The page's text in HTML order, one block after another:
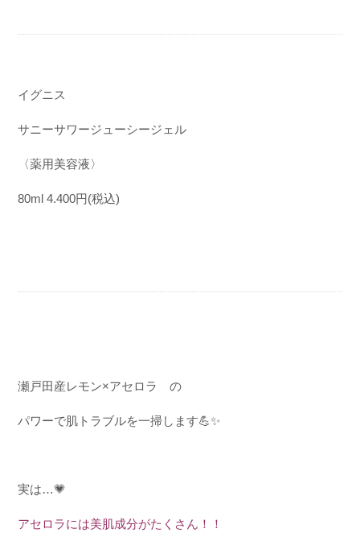
イグニス
サニーサワージューシージェル
〈薬用美容液〉
80ml 4.400円(税込)
瀬戸田産レモン×アセロラ の
パワーで肌トラブルを一掃します💪✨
実は…💗
アセロラには美肌成分がたくさん！！